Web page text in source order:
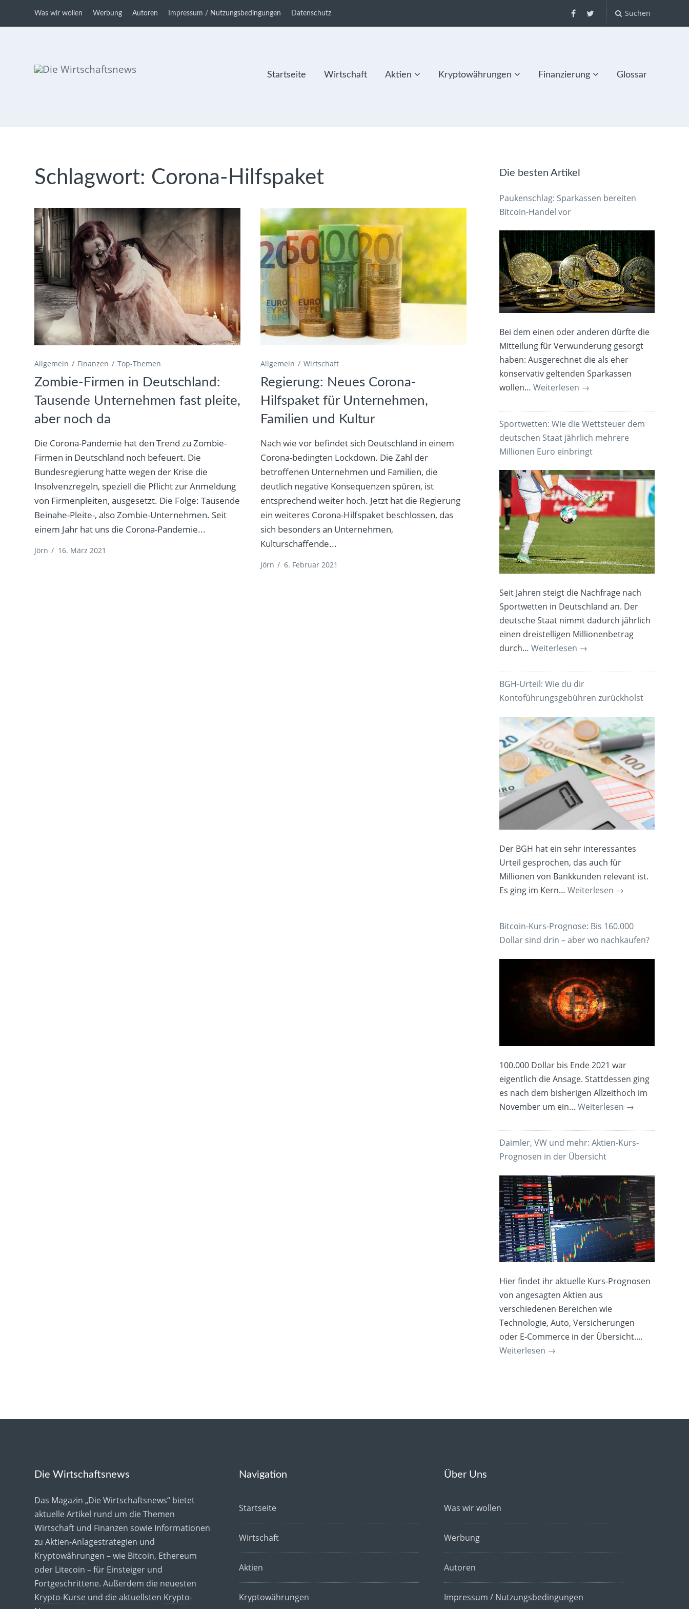
Was wir wollen Werbung Autoren Impressum / Nutzungsbedingungen Datenschutz Suchen
Startseite Wirtschaft Aktien Kryptowährungen Finanzierung Glossar
Schlagwort: Corona-Hilfspaket
Allgemein Finanzen Top-Themen
Zombie-Firmen in Deutschland:
Tausende Unternehmen fast pleite,
aber noch da
Die Corona-Pandemie hat den Trend zu Zombie-
Firmen in Deutschland noch befeuert. Die
Bundesregierung hatte wegen der Krise die
Insolvenzregeln, speziell die Pflicht zur Anmeldung
von Firmenpleiten, ausgesetzt. Die Folge: Tausende
Beinahe-Pleite-, also Zombie-Unternehmen. Seit
einem Jahr hat uns die Corona-Pandemie...
Jörn / 16. März 2021
Allgemein Wirtschaft
Regierung: Neues Corona-
Hilfspaket für Unternehmen,
Familien und Kultur
Nach wie vor befindet sich Deutschland in einem
Corona-bedingten Lockdown. Die Zahl der
betroffenen Unternehmen und Familien, die
deutlich negative Konsequenzen spüren, ist
entsprechend weiter hoch. Jetzt hat die Regierung
ein weiteres Corona-Hilfspaket beschlossen, das
sich besonders an Unternehmen,
Kulturschaffende...
Jörn / 6. Februar 2021
Die besten Artikel
Paukenschlag: Sparkassen bereiten
Bitcoin-Handel vor
Bei dem einen oder anderen dürfte die
Mitteilung für Verwunderung gesorgt
haben: Ausgerechnet die als eher
konservativ geltenden Sparkassen
wollen…Weiterlesen →
Sportwetten: Wie die Wettsteuer dem
deutschen Staat jährlich mehrere
Millionen Euro einbringt
Seit Jahren steigt die Nachfrage nach
Sportwetten in Deutschland an. Der
deutsche Staat nimmt dadurch jährlich
einen dreistelligen Millionenbetrag
durch…Weiterlesen →
BGH-Urteil: Wie du dir
Kontoführungsgebühren zurückholst
Der BGH hat ein sehr interessantes
Urteil gesprochen, das auch für
Millionen von Bankkunden relevant ist.
Es ging im Kern…Weiterlesen →
Bitcoin-Kurs-Prognose: Bis 160.000
Dollar sind drin – aber wo nachkaufen?
100.000 Dollar bis Ende 2021 war
eigentlich die Ansage. Stattdessen ging
es nach dem bisherigen Allzeithoch im
November um ein…Weiterlesen →
Daimler, VW und mehr: Aktien-Kurs-
Prognosen in der Übersicht
Hier findet ihr aktuelle Kurs-Prognosen
von angesagten Aktien aus
verschiedenen Bereichen wie
Technologie, Auto, Versicherungen
oder E-Commerce in der Übersicht.…
Weiterlesen →
Die Wirtschaftsnews
Das Magazin „Die Wirtschaftsnews“ bietet
aktuelle Artikel rund um die Themen
Wirtschaft und Finanzen sowie Informationen
zu Aktien-Anlagestrategien und
Kryptowährungen – wie Bitcoin, Ethereum
oder Litecoin – für Einsteiger und
Fortgeschrittene. Außerdem die neuesten
Krypto-Kurse und die aktuellsten Krypto-
Navigation
Startseite
Wirtschaft
Aktien
Kryptowährungen
Über Uns
Was wir wollen
Werbung
Autoren
Impressum / Nutzungsbedingungen